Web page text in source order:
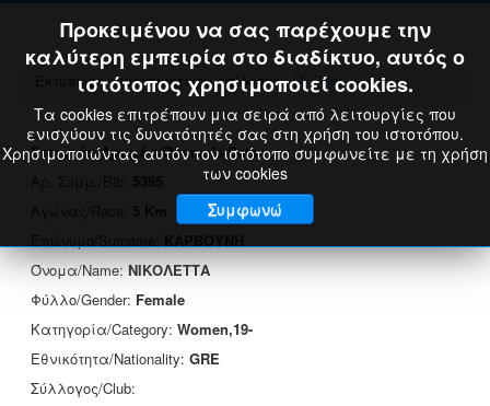
Εκτύπωση πιστοποιητικού επίδοσης: Print
Στοιχεία Δρομέα/Runner's Data
Όνομα/Name:ΝΙΚΟΛΕΤΤΑ
Φύλλο/Gender: Female
Κατηγορία/Category: Women,19-
Εθνικότητα/Nationality: GRE
Σύλλογος/Club:
Προκειμένου να σας παρέχουμε την
καλύτερη εμπειρία στο διαδίκτυο, αυτός ο
ιστότοπος χρησιμοποιεί cookies.
Τα cookies επιτρέπουν μια σειρά από λειτουργίες που
ενισχύουν τις δυνατότητές σας στη χρήση του ιστοτόπου.
Χρησιμοποιώντας αυτόν τον ιστότοπο συμφωνείτε με τη χρήση
των cookies
Συμφωνώ